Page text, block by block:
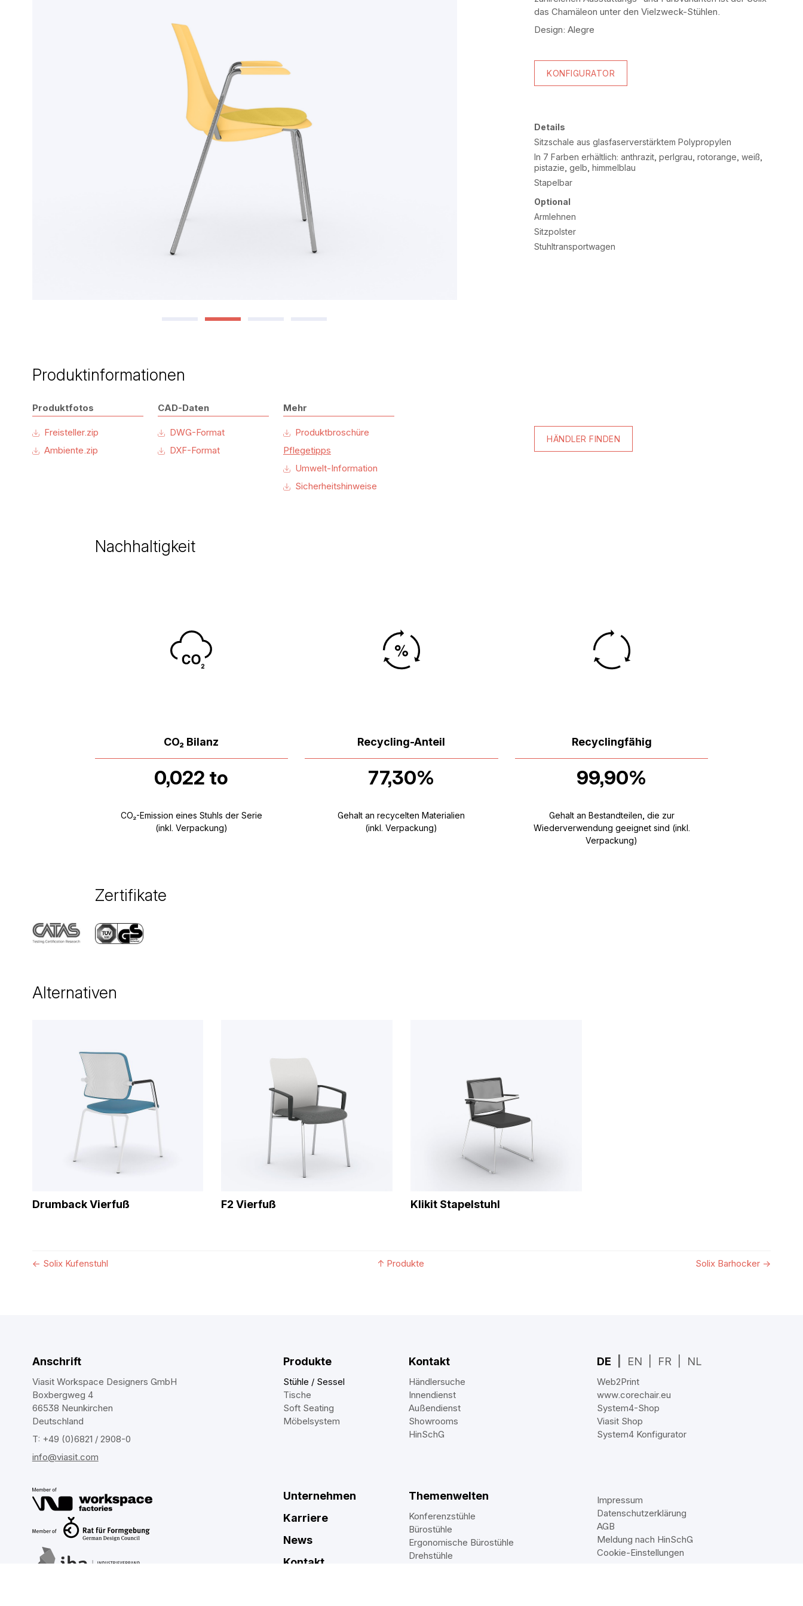
das Chamäleon unter den Vielzweck-Stühlen.
Design: Alegre
KONFIGURATOR
Details
Sitzschale aus glasfaserverstärktem Polypropylen
In 7 Farben erhältlich: anthrazit, perlgrau, rotorange, weiß,
pistazie, gelb, himmelblau
Stapelbar
Optional
Armlehnen
Sitzpolster
Stuhltransportwagen
Produktinformationen
Produktfotos
Freisteller.zip
Ambiente.zip
CAD-Daten
DWG-Format
DXF-Format
Mehr
Produktbroschüre
Pflegetipps
Umwelt-Information
Sicherheitshinweise
HÄNDLER FINDEN
Nachhaltigkeit
CO₂ Bilanz
0,022 to
CO₂-Emission eines Stuhls der Serie
(inkl. Verpackung)
Recycling-Anteil
77,30%
Gehalt an recycelten Materialien
(inkl. Verpackung)
Recyclingfähig
99,90%
Gehalt an Bestandteilen, die zur
Wiederverwendung geeignet sind (inkl.
Verpackung)
Zertifikate
Alternativen
Drumback Vierfuß F2 Vierfuß Klikit Stapelstuhl
← Solix Kufenstuhl ↑ Produkte Solix Barhocker →
Anschrift
Viasit Workspace Designers GmbH
Boxbergweg 4
66538 Neunkirchen
Deutschland
T: +49 (0)6821 / 2908-0
info@viasit.com
Produkte
Stühle / Sessel
Tische
Soft Seating
Möbelsystem
Kontakt
Händlersuche
Innendienst
Außendienst
Showrooms
HinSchG
DE EN FR NL
Web2Print
www.corechair.eu
System4-Shop
Viasit Shop
System4 Konfigurator
Unternehmen
Karriere
News
Kontakt
Themenwelten
Konferenzstühle
Bürostühle
Ergonomische Bürostühle
Drehstühle
Impressum
Datenschutzerklärung
AGB
Meldung nach HinSchG
Cookie‑Einstellungen